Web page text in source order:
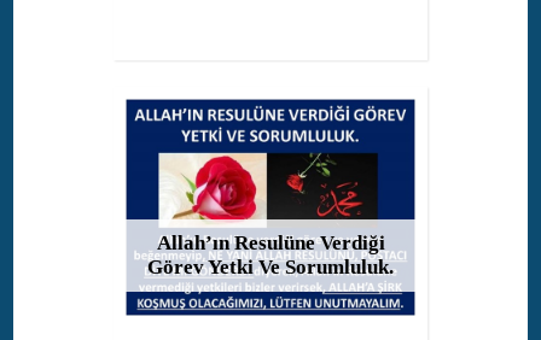
Allah’ın Resulüne Verdiği
Görev Yetki Ve Sorumluluk.